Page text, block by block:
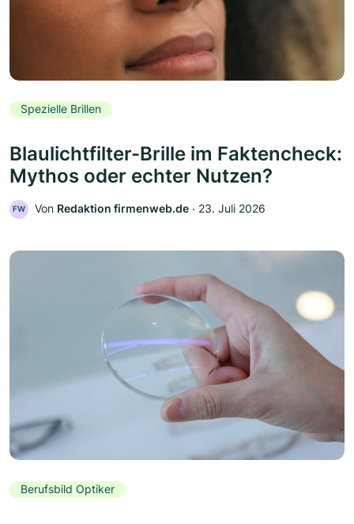
Spezielle Brillen
Blaulichtfilter-Brille im Faktencheck:
Mythos oder echter Nutzen?
FW Von Redaktion firmenweb.de ‧ 23. Juli 2026
Berufsbild Optiker